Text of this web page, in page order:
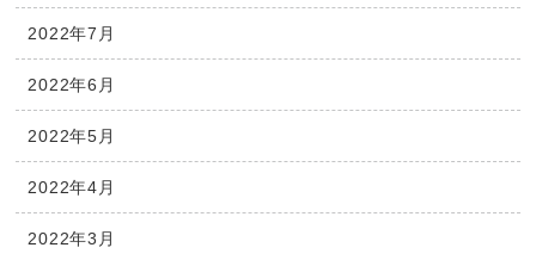
2022年7月
2022年6月
2022年5月
2022年4月
2022年3月